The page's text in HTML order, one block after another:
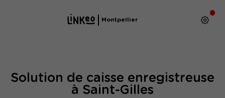
Montpellier
Solution de caisse enregistreuse
à Saint-Gilles